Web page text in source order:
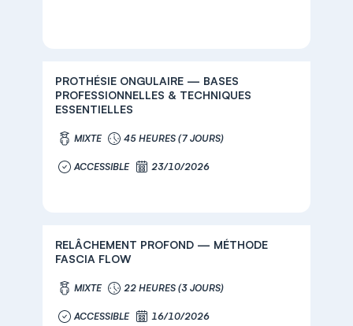
PROTHÉSIE ONGULAIRE — BASES
PROFESSIONNELLES & TECHNIQUES
ESSENTIELLES
MIXTE 45 HEURES (7 JOURS)
ACCESSIBLE 23/10/2026
RELÂCHEMENT PROFOND — MÉTHODE
FASCIA FLOW
MIXTE 22 HEURES (3 JOURS)
ACCESSIBLE 16/10/2026